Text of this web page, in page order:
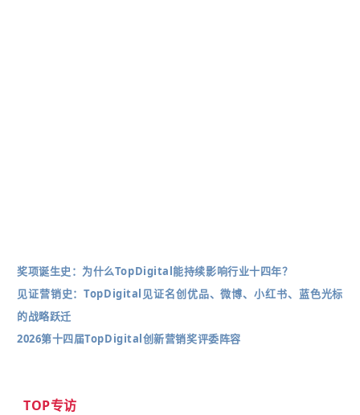
奖项诞生史：为什么TopDigital能持续影响行业十四年？
见证营销史：TopDigital见证名创优品、微博、小红书、蓝色光标
的战略跃迁
2026第十四届TopDigital创新营销奖评委阵容
TOP专访